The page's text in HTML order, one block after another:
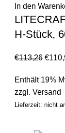
In den
H-Stück,
€113,26 €
Enthält 19%
zzgl. Versand
Lieferzeit: nicht